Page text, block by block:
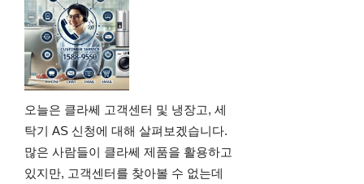
오늘은 클라쎄 고객센터 및 냉장고, 세
탁기 AS 신청에 대해 살펴보겠습니다.
많은 사람들이 클라쎄 제품을 활용하고
있지만, 고객센터를 찾아볼 수 없는데